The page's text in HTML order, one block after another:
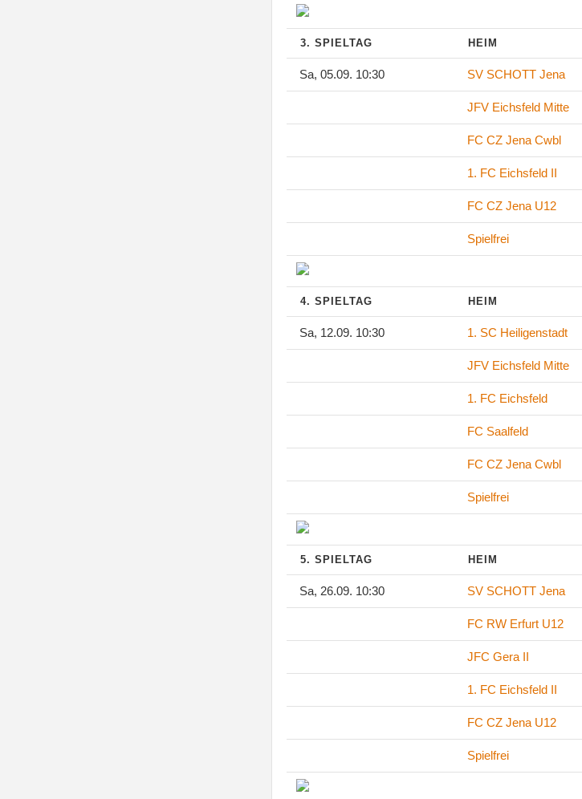
3. SPIELTAG HEIM
Sa, 05.09. 10:30 SV SCHOTT Jena
JFV Eichsfeld Mitte
FC CZ Jena Cwbl
1. FC Eichsfeld II
FC CZ Jena U12
Spielfrei
4. SPIELTAG HEIM
Sa, 12.09. 10:30 1. SC Heiligenstadt
JFV Eichsfeld Mitte
1. FC Eichsfeld
FC Saalfeld
FC CZ Jena Cwbl
Spielfrei
5. SPIELTAG HEIM
Sa, 26.09. 10:30 SV SCHOTT Jena
FC RW Erfurt U12
JFC Gera II
1. FC Eichsfeld II
FC CZ Jena U12
Spielfrei